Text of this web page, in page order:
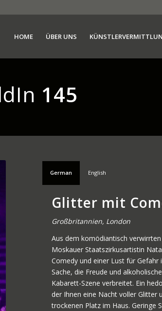
HOME ÜBER UNS
145
German English
Glitter mit
Großbritannien, London
Aus dem komödiantisch
Moskauer Staatszirkusartistin
Comedy und einer Lust für Gefahr
Sache, die Freude und
Kabarett-Szene verbreitet. Ein
der Ihnen eine Nacht voller Glitter
trockenen Platz im Haus. Geringe